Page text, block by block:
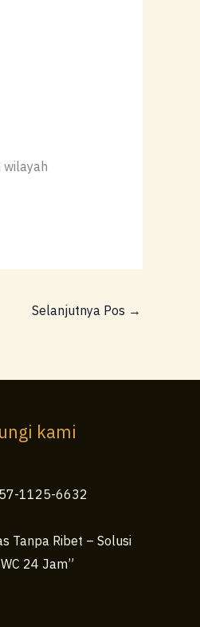
wilayah
Selanjutnya Pos →
kami
1125-6632
Tanpa Ribet – Solusi
24 Jam”